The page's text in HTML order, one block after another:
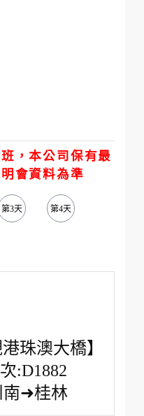
，本公司保有最
會資料為準
第3天 第4天
珠澳大橋】
:D1882
南➜桂林